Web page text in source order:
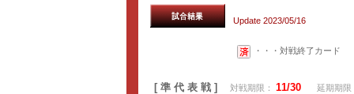
Update 2023/05/16
・・・対戦終了カード
[ 準 代 表 戦 ] 対戦期限： 11/30 延期期